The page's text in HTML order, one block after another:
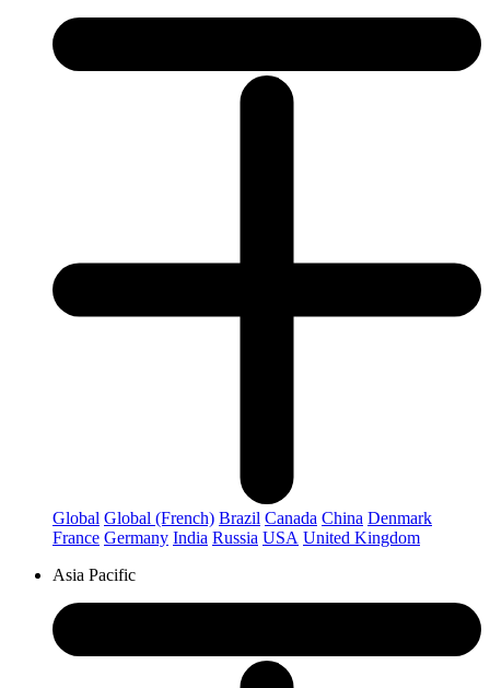
Global Global (French) Brazil Canada China Denmark
France Germany India Russia USA United Kingdom
Asia Pacific